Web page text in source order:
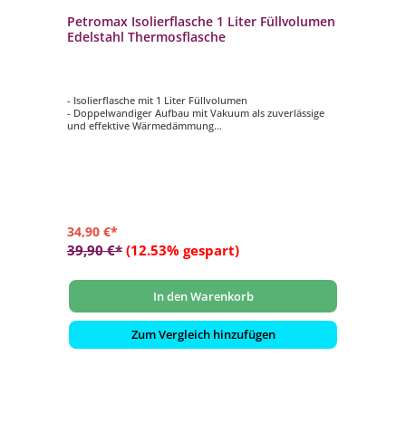
Petromax Isolierflasche 1 Liter Füllvolumen
Edelstahl Thermosflasche
- Isolierflasche mit 1 Liter Füllvolumen
- Doppelwandiger Aufbau mit Vakuum als zuverlässige
und effektive Wärmedämmung
34,90 €*
39,90 €* (12.53% gespart)
In den Warenkorb
Zum Vergleich hinzufügen